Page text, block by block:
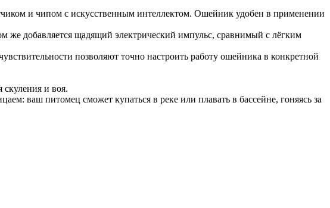
и чипом с искусственным интеллектом. Ошейник удобен в применении
же добавляется щадящий электрический импульс, сравнимый с лёгким
позволяют точно настроить работу ошейника в конкретной
скуления и воя.
ваш питомец сможет купаться в реке или плавать в бассейне, гоняясь за